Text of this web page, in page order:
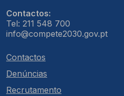
Contactos:
Tel: 211 548 700
info@compete2030.gov.pt
Contactos
Denúncias
Recrutamento